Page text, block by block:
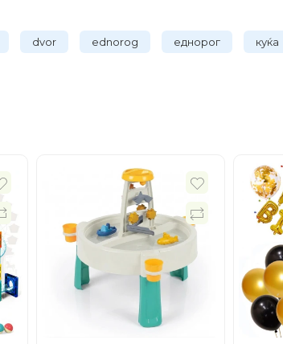
dvor ednorog еднорог куќа